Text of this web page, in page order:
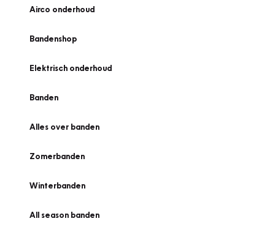
Airco onderhoud
Bandenshop
Elektrisch onderhoud
Banden
Alles over banden
Zomerbanden
Winterbanden
All season banden